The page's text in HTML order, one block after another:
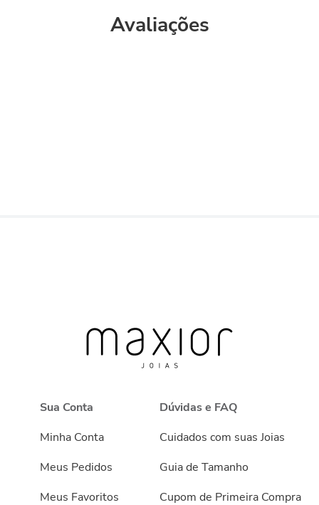
Avaliações
Sua Conta
Minha Conta
Meus Pedidos
Meus Favoritos
Dúvidas e FAQ
Cuidados com suas Joias
Guia de Tamanho
Cupom de Primeira Compra